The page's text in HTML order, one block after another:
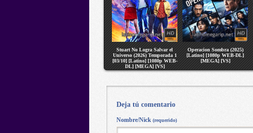
Stuart No Logra Salvar el
Universo (2026) Temporada 1
[03/10] [Latino] [1080p WEB-
DL] [MEGA] [VS]
Operacion Sombra (2025)
[Latino] [1080p WEB-DL]
[MEGA] [VS]
Deja tú comentario
Nombre/Nick (requerido)